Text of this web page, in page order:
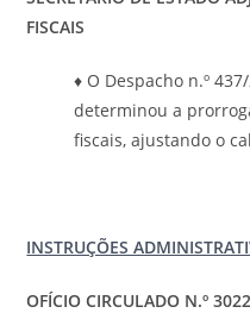
FISCAIS
♦ O Despacho n.º
determinou a
fiscais, ajustando o
INSTRUÇÕES
OFÍCIO CIRCULADO N.º